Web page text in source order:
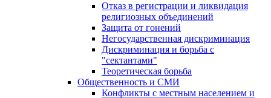
Отказ в регистрации и ликвидация
религиозных объединений
Защита от гонений
Негосударственная дискриминация
Дискриминация и борьба с
"сектантами"
Теоретическая борьба
Общественность и СМИ
Конфликты с местным населением и